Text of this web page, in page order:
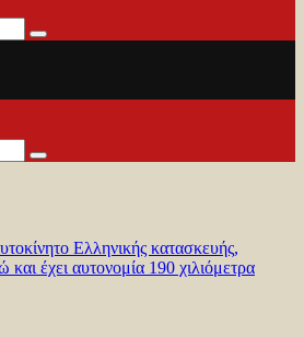
Search
Search
Ελληνικής κατασκευής,
και έχει αυτονομία 190 χιλιόμετρα